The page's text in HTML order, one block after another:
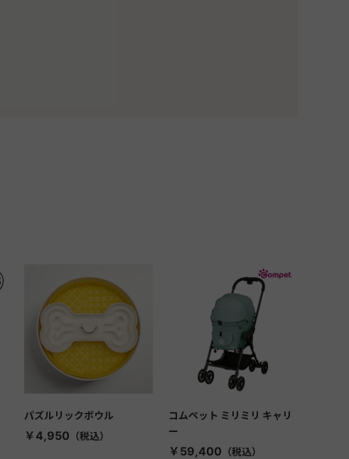
パズルリックボウル
￥4,950
コムペット ミリミリ キャリ
ー
￥59,400